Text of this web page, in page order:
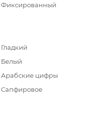
Фиксированный
Гладкий
Белый
Арабские цифры
Сапфировое